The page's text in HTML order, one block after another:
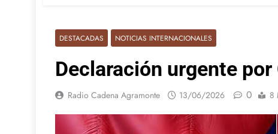
DESTACADAS NOTICIAS INTERNACIONALES
Declaración urgente
Radio Cadena Agramonte 13/06/2026 0 8